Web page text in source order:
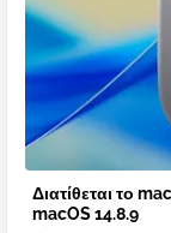
Διατίθεται το
macOS 14.8.9